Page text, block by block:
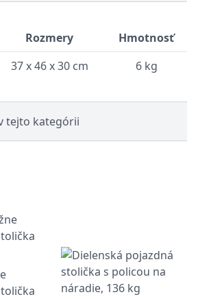
Rozmery
Hmotnosť
37 x 46 x 30 cm 6 kg
tejto kategórii